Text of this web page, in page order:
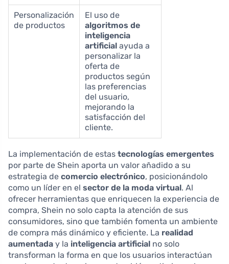
Personalización
de productos
El uso de
algoritmos de
inteligencia
artificial ayuda a
personalizar la
oferta de
productos según
las preferencias
del usuario,
mejorando la
satisfacción del
cliente.
La implementación de estas tecnologías emergentes
por parte de Shein aporta un valor añadido a su
estrategia de comercio electrónico, posicionándolo
como un líder en el sector de la moda virtual. Al
ofrecer herramientas que enriquecen la experiencia de
compra, Shein no solo capta la atención de sus
consumidores, sino que también fomenta un ambiente
de compra más dinámico y eficiente. La realidad
aumentada y la inteligencia artificial no solo
transforman la forma en que los usuarios interactúan